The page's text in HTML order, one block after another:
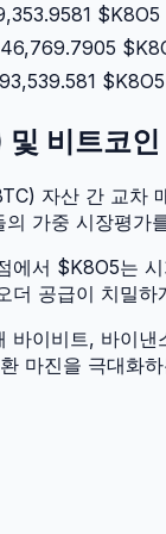
$K8O5
$K8O5
및 비트코인
) 자산 간 교차
가중 시장평가
에서 $K8O5는
더 공급이 치밀
바이비트, 바이
마진을 극대화